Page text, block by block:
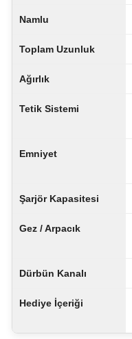
Namlu
Toplam Uzunluk
Ağırlık
Tetik Sistemi
Emniyet
Şarjör Kapasitesi
Gez / Arpacık
Dürbün Kanalı
Hediye İçeriği